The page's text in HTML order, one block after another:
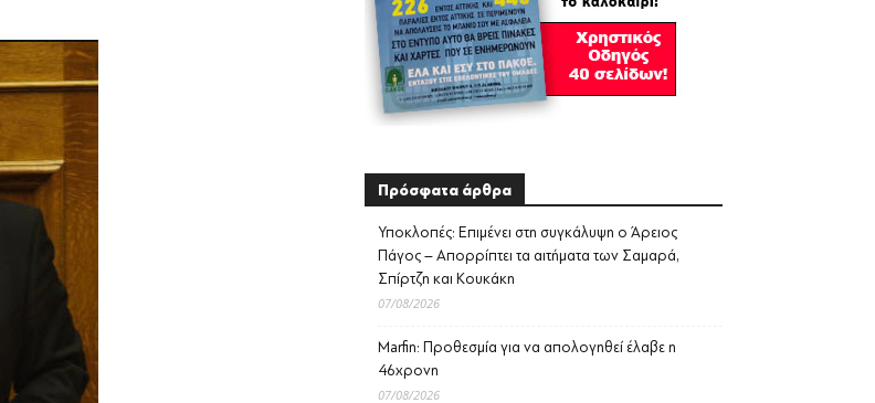
Πρόσφατα άρθρα
Υποκλοπές: Επιμένει στη συγκάλυψη ο Άρειος
Πάγος – Απορρίπτει τα αιτήματα των Σαμαρά,
Σπίρτζη και Κουκάκη
07/08/2026
Marfin: Προθεσμία για να απολογηθεί έλαβε η
46χρονη
07/08/2026